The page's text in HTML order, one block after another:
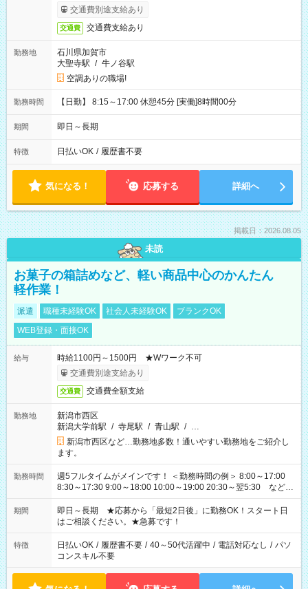
交通費別途支給あり
交通費 交通費支給あり
勤務地
石川県加賀市
大聖寺駅 / 牛ノ谷駅
空調ありの職場!
勤務時間 【日勤】 8:15～17:00 休憩45分 [実働]8時間00分
期間 即日～長期
特徴 日払いOK / 履歴書不要
気になる！ 応募する 詳細へ
掲載日：2026.08.05
未読
お菓子の箱詰めなど、軽い商品中心のかんたん
軽作業！
派遣 職種未経験OK 社会人未経験OK
ブランクOK
WEB登録・面接OK
給与
時給1100円～1500円 ★Wワーク不可
交通費別途支給あり
交通費 交通費全額支給
勤務地
新潟市西区
新潟大学前駅 / 寺尾駅 / 青山駅 / …
新潟市西区など…勤務地多数！通いやすい勤務地をご紹介し
ます。
勤務時間
週5フルタイムがメインです！ ＜勤務時間の例＞ 8:00～17:00
8:30～17:30 9:00～18:00 10:00～19:00 20:30～翌5:30 など ★
その他にも勤務時間多数！ 日勤のみ、残業なし、交替制など
ご希望を教えてください！
期間
即日～長期 ★応募から「最短2日後」に勤務OK！スタート日
はご相談ください。★急募です！
特徴 日払いOK / 履歴書不要 / 40～50代活躍中 / 電話対応なし / パソ
コンスキル不要